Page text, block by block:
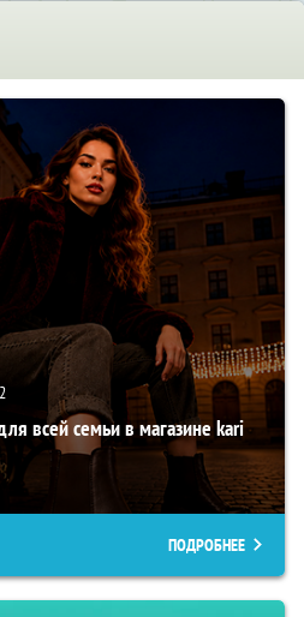
всей семьи в магазине kari
ПОДРОБНЕЕ